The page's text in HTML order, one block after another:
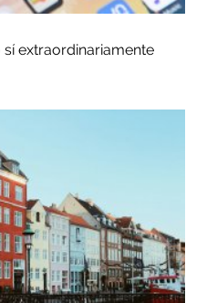
extraordinariamente